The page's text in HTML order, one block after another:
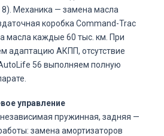
8). Механика — замена масла
коробка Command-Trac
масла каждые 60 тыс. км. При
адаптацию АКПП, отсутствие
56 выполняем полную
управление
пружинная, задняя —
замена амортизаторов